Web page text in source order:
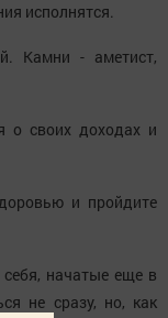
исполнятся.
Камни - аметист,
о своих доходах и
и пройдите
начатые еще в
не сразу, но, как